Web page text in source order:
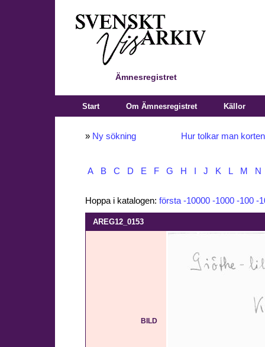
Ämnesregistret
Start Om Ämnesregistret Källor
» Ny sökning Hur tolkar man
A B C D E F G H J K L M N
Hoppa i katalogen: första -10000 -1000 -100 -
AREG12_0153
BILD